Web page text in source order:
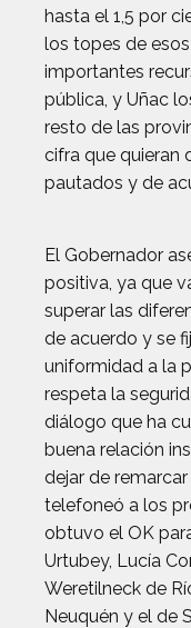
hasta el 1,5 por
los topes de
importantes
pública, y Uñac
resto de las
cifra que quieran
pautados y de
El Gobernador
positiva, ya que
superar las
de acuerdo y se
uniformidad a la
respeta la
diálogo que ha
buena relación
dejar de
telefoneó a los
obtuvo el OK
Urtubey, Lucía
Weretilneck de
Neuquén y el de